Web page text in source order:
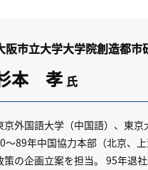
阪市立大学大学院創造都市
本 孝 氏
京外国語大学（中国語）、東京
～89年中国協力本部（北京、
策の企画立案を担当。 95年退